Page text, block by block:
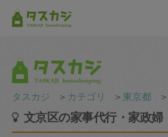
タスカジ ＞ カテゴリ ＞ 東京都 ＞
文京区の家事代行・家政婦